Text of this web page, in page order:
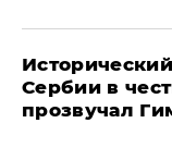
Сербии в
прозвучал